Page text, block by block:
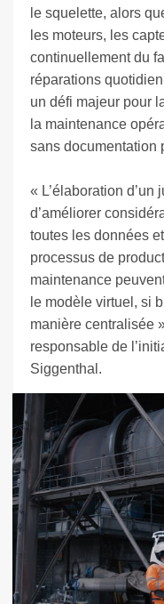
le squelette, alors
les moteurs, les
continuellement du
réparations
un défi majeur pour
la maintenance
sans documentation
« L’élaboration
d’améliorer
toutes les données
processus de
maintenance
le modèle virtuel, si
manière centralisée
responsable de
Siggenthal.